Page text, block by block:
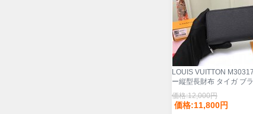
LOUIS VUITTON
ー縦型長財布 タイガ ブ
ズ:20x10cm
価格:12,000円
価格:11,800円